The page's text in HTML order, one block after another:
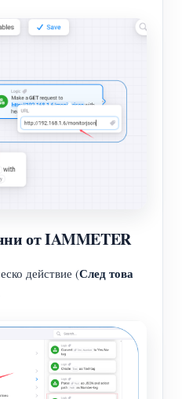
от IAMMETER
действие (След това